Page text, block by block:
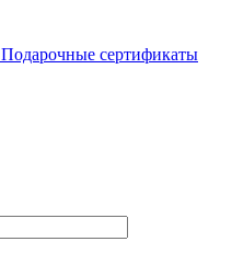
Подарочные сертификаты